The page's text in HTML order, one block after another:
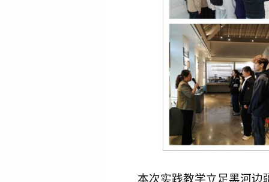
本次实践教学立足黑河边